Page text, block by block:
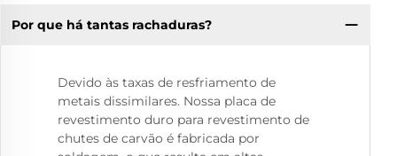
Por que há tantas rachaduras?
Devido às taxas de resfriamento de
metais dissimilares. Nossa placa de
revestimento duro para revestimento de
chutes de carvão é fabricada por